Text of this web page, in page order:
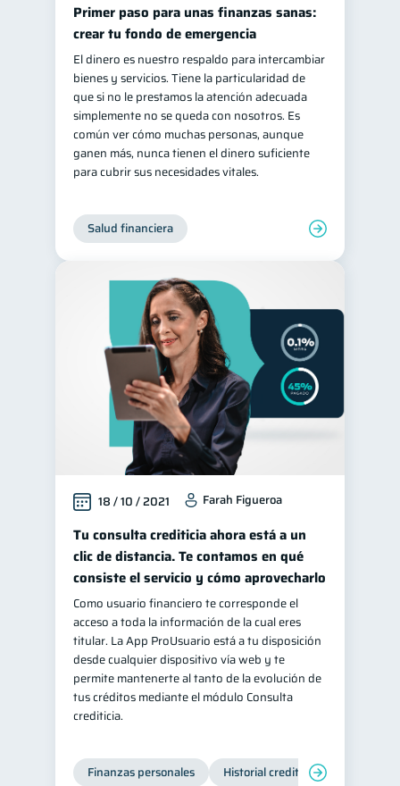
Educación Financiera 1
Fraudes 1 Mipymes 1
Información financiera
inversiones 1
Salud mental 1 ahorro
Retiro 1 Doble sueldo 1
Gasto responsable
información financiera
Primer paso para unas finanzas sanas:
crear tu fondo de emergencia
El dinero es nuestro respaldo para intercambiar
bienes y servicios. Tiene la particularidad de
que si no le prestamos la atención adecuada
simplemente no se queda con nosotros. Es
común ver cómo muchas personas, aunque
ganen más, nunca tienen el dinero suficiente
para cubrir sus necesidades vitales.
Salud financiera
18 / 10 / 2021 Farah Figueroa
Tu consulta crediticia ahora está a un
clic de distancia. Te contamos en qué
consiste el servicio y cómo aprovecharlo
Como usuario financiero te corresponde el
acceso a toda la información de la cual eres
titular. La App ProUsuario está a tu disposición
desde cualquier dispositivo vía web y te
permite mantenerte al tanto de la evolución de
tus créditos mediante el módulo Consulta
crediticia.
Finanzas personales Historial crediticio